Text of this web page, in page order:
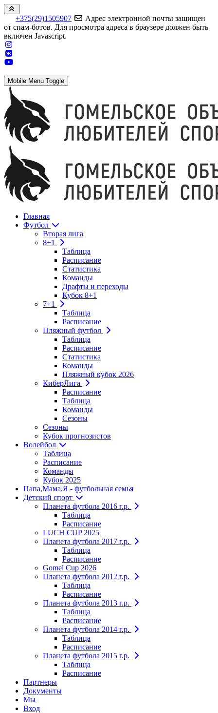
+375(29)1505907
Адрес электронной почты защищен
от спам-ботов. Для просмотра адреса в браузере должен быть
включен Javascript.
Mobile Menu Toggle
Главная
Футбол
Вторая лига
8+1
Таблица
Расписание
Статистика
Команды
Драфты и переходы
Кубок 8+1
7+1
Таблица
Расписание
Пляжный футбол
Таблица
Расписание
Статистика
Команды
Пляжный кубок 2026
КиберЛига
Расписание
Таблица
Команды
Сезоны
Сезоны
Кубок прогнозистов
Волейбол
Таблица
Расписание
Команды
Кубок 2025
Папа,Мама,Я - футбольная семья
Детский спорт
Планета футбола 2016 г.р.
Таблица
Расписание
LUCH CUP 2025
Планета футбола 2017 г.р.
Таблица
Расписание
Gomel Cup 2026
Планета футбола 2012 г.р.
Таблица
Расписание
Планета футбола 2013 г.р.
Таблица
Расписание
Планета футбола 2014 г.р.
Таблица
Расписание
Планета футбола 2015 г.р.
Таблица
Расписание
Партнеры
Документы
Мы
Вход